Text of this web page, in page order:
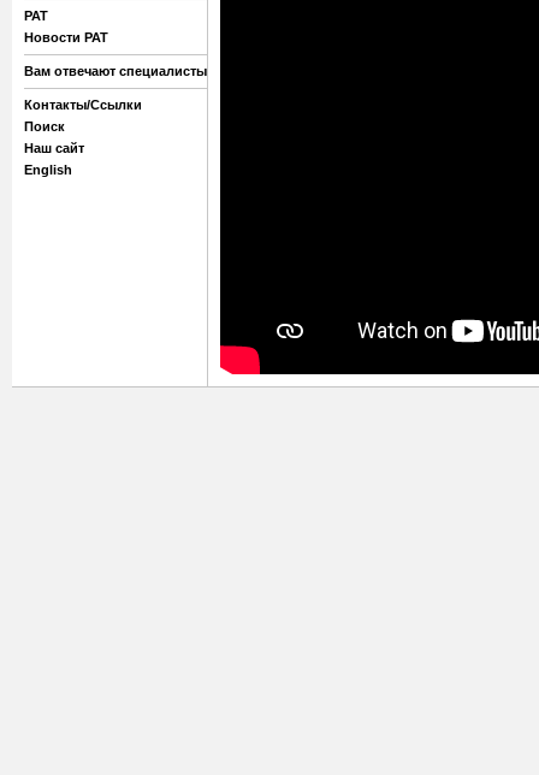
РАТ
Новости РАТ
Вам отвечают специалисты
Контакты/Ссылки
Поиск
Наш сайт
English